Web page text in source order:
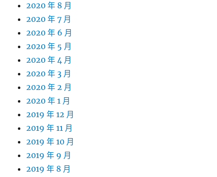
2020 年 8 月
2020 年 7 月
2020 年 6 月
2020 年 5 月
2020 年 4 月
2020 年 3 月
2020 年 2 月
2020 年 1 月
2019 年 12 月
2019 年 11 月
2019 年 10 月
2019 年 9 月
2019 年 8 月